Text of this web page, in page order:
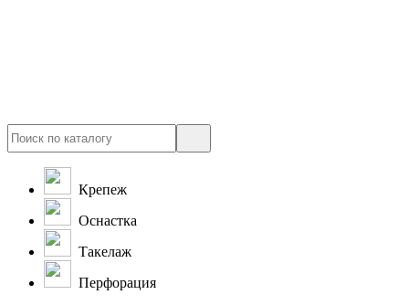
Крепеж
Оснастка
Такелаж
Перфорация